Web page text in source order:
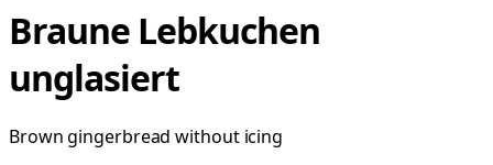
Braune Lebkuchen
unglasiert
Brown gingerbread without icing